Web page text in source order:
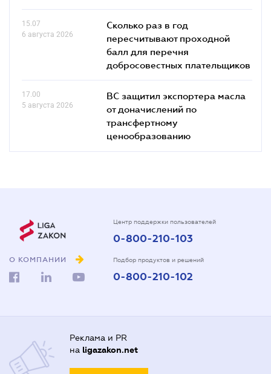
15.07
6 августа 2026
Сколько раз в год
пересчитывают проходной
балл для перечня
добросовестных плательщиков
17.00
5 августа 2026
ВС защитил экспортера масла
от доначислений по
трансфертному
ценообразованию
О КОМПАНИИ
Центр поддержки пользователей
0-800-210-103
Подбор продуктов и решений
0-800-210-102
Реклама и PR
на ligazakon.net